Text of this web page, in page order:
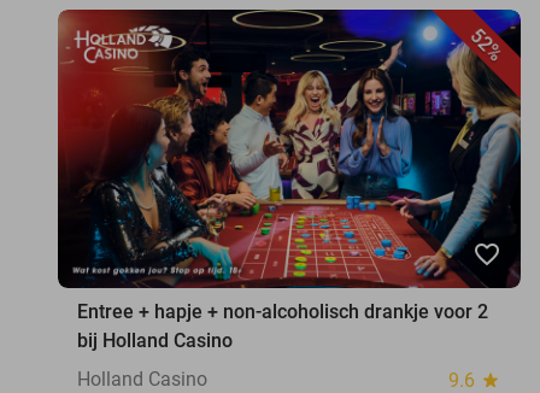
52%
favorite_border
Entree + hapje + non-alcoholisch drankje voor 2
bij Holland Casino
Holland Casino
9.6 star